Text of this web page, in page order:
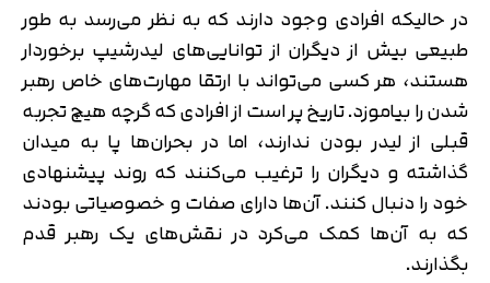
در حالیکه افرادی وجود دارند که به نظر می‌رسد به طور
طبیعی بیش از دیگران از توانایی‌های لیدرشیپ برخوردار
هستند، هر کسی می‌تواند با ارتقا مهارت‌های خاص رهبر
شدن را بیاموزد. تاریخ پر است از افرادی که گرچه هیچ تجربه
قبلی از لیدر بودن ندارند، اما در بحران‌ها پا به میدان
گذاشته و دیگران را ترغیب می‌کنند که روند پیشنهادی
خود را دنبال کنند. آن‌ها دارای صفات و خصوصیاتی بودند
که به آن‌ها کمک می‌کرد در نقش‌های یک رهبر قدم
بگذارند.